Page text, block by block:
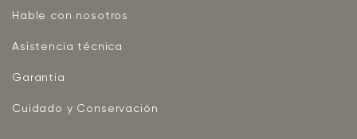
Hable con nosotros
Asistencia técnica
Garantia
Cuidado y Conservación